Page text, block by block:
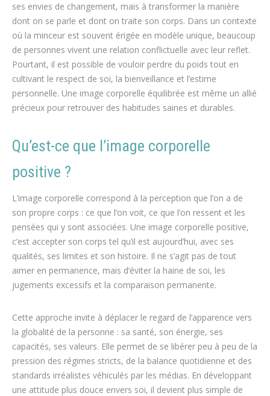
ses envies de changement, mais à transformer la manière
dont on se parle et dont on traite son corps. Dans un contexte
où la minceur est souvent érigée en modèle unique, beaucoup
de personnes vivent une relation conflictuelle avec leur reflet.
Pourtant, il est possible de vouloir perdre du poids tout en
cultivant le respect de soi, la bienveillance et l’estime
personnelle. Une image corporelle équilibrée est même un allié
précieux pour retrouver des habitudes saines et durables.
Qu’est-ce que l’image corporelle
positive ?
L’image corporelle correspond à la perception que l’on a de
son propre corps : ce que l’on voit, ce que l’on ressent et les
pensées qui y sont associées. Une image corporelle positive,
c’est accepter son corps tel qu’il est aujourd’hui, avec ses
qualités, ses limites et son histoire. Il ne s’agit pas de tout
aimer en permanence, mais d’éviter la haine de soi, les
jugements excessifs et la comparaison permanente.
Cette approche invite à déplacer le regard de l’apparence vers
la globalité de la personne : sa santé, son énergie, ses
capacités, ses valeurs. Elle permet de se libérer peu à peu de la
pression des régimes stricts, de la balance quotidienne et des
standards irréalistes véhiculés par les médias. En développant
une attitude plus douce envers soi, il devient plus simple de